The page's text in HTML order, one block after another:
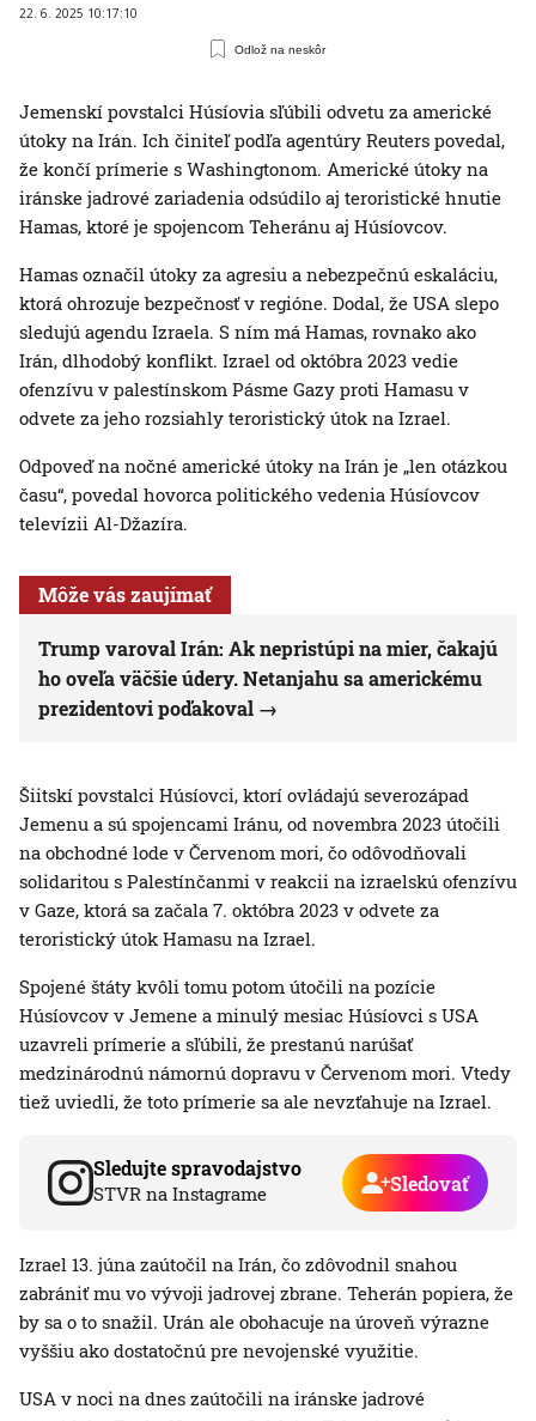
22. 6. 2025 10:17:10
Odlož na neskôr
Jemenskí povstalci Húsíovia sľúbili odvetu za americké
útoky na Irán. Ich činiteľ podľa agentúry Reuters povedal,
že končí prímerie s Washingtonom. Americké útoky na
iránske jadrové zariadenia odsúdilo aj teroristické hnutie
Hamas, ktoré je spojencom Teheránu aj Húsíovcov.
Hamas označil útoky za agresiu a nebezpečnú eskaláciu,
ktorá ohrozuje bezpečnosť v regióne. Dodal, že USA slepo
sledujú agendu Izraela. S ním má Hamas, rovnako ako
Irán, dlhodobý konflikt. Izrael od októbra 2023 vedie
ofenzívu v palestínskom Pásme Gazy proti Hamasu v
odvete za jeho rozsiahly teroristický útok na Izrael.
Odpoveď na nočné americké útoky na Irán je „len otázkou
času“, povedal hovorca politického vedenia Húsíovcov
televízii Al-Džazíra.
Môže vás zaujímať
Trump varoval Irán: Ak nepristúpi na mier, čakajú
ho oveľa väčšie údery. Netanjahu sa americkému
prezidentovi poďakoval
Šiitskí povstalci Húsíovci, ktorí ovládajú severozápad
Jemenu a sú spojencami Iránu, od novembra 2023 útočili
na obchodné lode v Červenom mori, čo odôvodňovali
solidaritou s Palestínčanmi v reakcii na izraelskú ofenzívu
v Gaze, ktorá sa začala 7. októbra 2023 v odvete za
teroristický útok Hamasu na Izrael.
Spojené štáty kvôli tomu potom útočili na pozície
Húsíovcov v Jemene a minulý mesiac Húsíovci s USA
uzavreli prímerie a sľúbili, že prestanú narúšať
medzinárodnú námornú dopravu v Červenom mori. Vtedy
tiež uviedli, že toto prímerie sa ale nevzťahuje na Izrael.
Sledujte spravodajstvo
STVR na Instagrame Sledovať
Izrael 13. júna zaútočil na Irán, čo zdôvodnil snahou
zabrániť mu vo vývoji jadrovej zbrane. Teherán popiera, že
by sa o to snažil. Urán ale obohacuje na úroveň výrazne
vyššiu ako dostatočnú pre nevojenské využitie.
USA v noci na dnes zaútočili na iránske jadrové